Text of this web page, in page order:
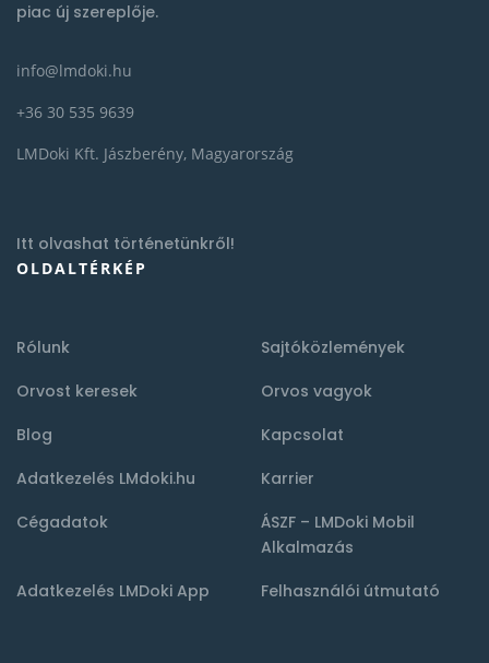
piac új szereplője.
info@lmdoki.hu
+36 30 535 9639
LMDoki Kft. Jászberény, Magyarország
Itt olvashat történetünkről!
OLDALTÉRKÉP
Rólunk
Sajtóközlemények
Orvost keresek
Orvos vagyok
Blog
Kapcsolat
Adatkezelés LMdoki.hu
Karrier
Cégadatok
ÁSZF – LMDoki Mobil
Alkalmazás
Adatkezelés LMDoki App
Felhasználói útmutató